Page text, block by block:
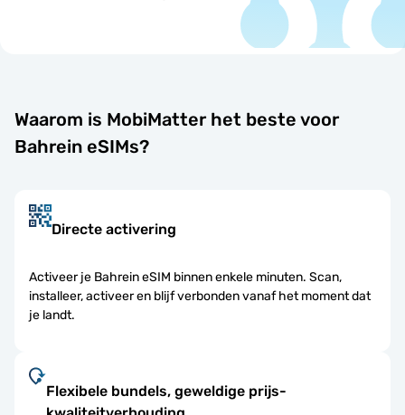
Waarom is MobiMatter het beste voor
Bahrein eSIMs?
Directe activering
Activeer je Bahrein eSIM binnen enkele minuten. Scan,
installeer, activeer en blijf verbonden vanaf het moment dat
je landt.
Flexibele bundels, geweldige prijs-